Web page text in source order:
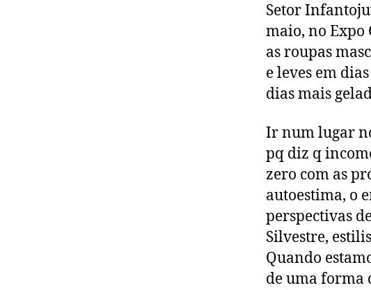
Setor
maio, no Expo
as roupas
e leves em
dias mais
Ir num lugar
pq diz q
zero com as
autoestima, o
perspectivas
Silvestre,
Quando
de uma forma